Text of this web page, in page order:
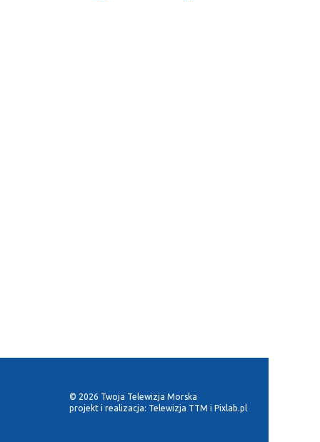
© 2026 Twoja Telewizja Morska
projekt i realizacja: Telewizja TTM i Pixlab.pl